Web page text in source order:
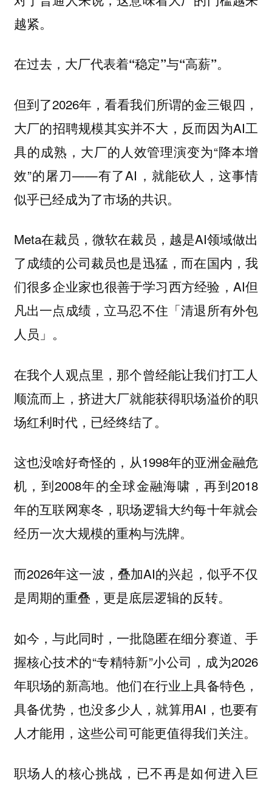
越紧。
在过去，大厂代表着“稳定”与“高薪”。
但到了2026年，看看我们所谓的金三银四，
大厂的招聘规模其实并不大，反而因为AI工
具的成熟，大厂的人效管理演变为“降本增
效”的屠刀——有了AI，就能砍人，这事情
似乎已经成为了市场的共识。
Meta在裁员，微软在裁员，越是AI领域做出
了成绩的公司裁员也是迅猛，而在国内，我
们很多企业家也很善于学习西方经验，AI但
凡出一点成绩，立马忍不住「清退所有外包
人员」。
在我个人观点里，那个曾经能让我们打工人
顺流而上，挤进大厂就能获得职场溢价的职
场红利时代，已经终结了。
这也没啥好奇怪的，从1998年的亚洲金融危
机，到2008年的全球金融海啸，再到2018
年的互联网寒冬，职场逻辑大约每十年就会
经历一次大规模的重构与洗牌。
而2026年这一波，叠加AI的兴起，似乎不仅
是周期的重叠，更是底层逻辑的反转。
如今，与此同时，一批隐匿在细分赛道、手
握核心技术的“专精特新”小公司，成为2026
年职场的新高地。他们在行业上具备特色，
具备优势，也没多少人，就算用AI，也要有
人才能用，这些公司可能更值得我们关注。
职场人的核心挑战，已不再是如何进入巨